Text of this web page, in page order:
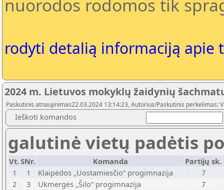
nuorodos rodomos tik
rodyti detalią informaciją apie
2024 m. Lietuvos mokyklų žaidynių
Paskutinis atnaujinimas22.03.2024 13:14:23, Autorius/Paskutinis perkėlimas:
Ieškoti komandos
galutinė vietų padėtis
Vt.SNr. Komanda Partijų sk.
1
1 Klaipėdos „Uostamiesčio“ progimnazija
7
2
3 Ukmergės „Šilo“ progimnazija
7